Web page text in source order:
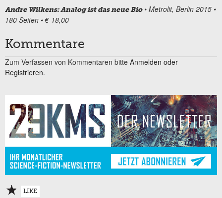
Andre Wilkens: Analog ist das neue Bio• Metrolit, Berlin 2015 •
180 Seiten • € 18,00
Kommentare
Zum Verfassen von Kommentaren bitte Anmelden oder
Registrieren.
LIKE